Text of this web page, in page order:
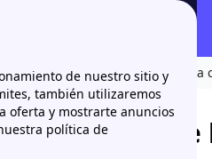
de nuestro sitio y
también utilizaremos
oferta y mostrarte anuncios
política de
térmico de las ciudades: de
ciudades: